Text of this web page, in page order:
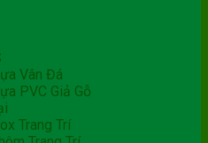
Vân Đá
PVC Giả Gỗ
Trang Trí